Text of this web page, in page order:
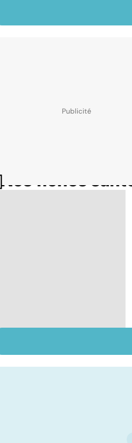
Nos fiches
quand l'air s'échappe